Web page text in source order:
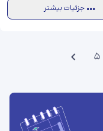
جزئیات بیشتر
5